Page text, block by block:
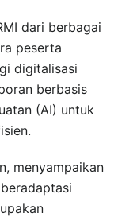
dari berbagai
peserta
digitalisasi
berbasis
(AI) untuk
menyampaikan